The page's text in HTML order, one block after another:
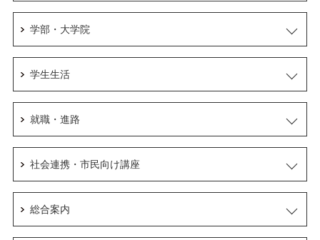
学部・大学院
学生生活
就職・進路
社会連携・市民向け講座
総合案内